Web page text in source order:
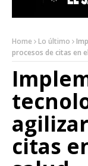
Home Lo último
procesos de citas en
citas